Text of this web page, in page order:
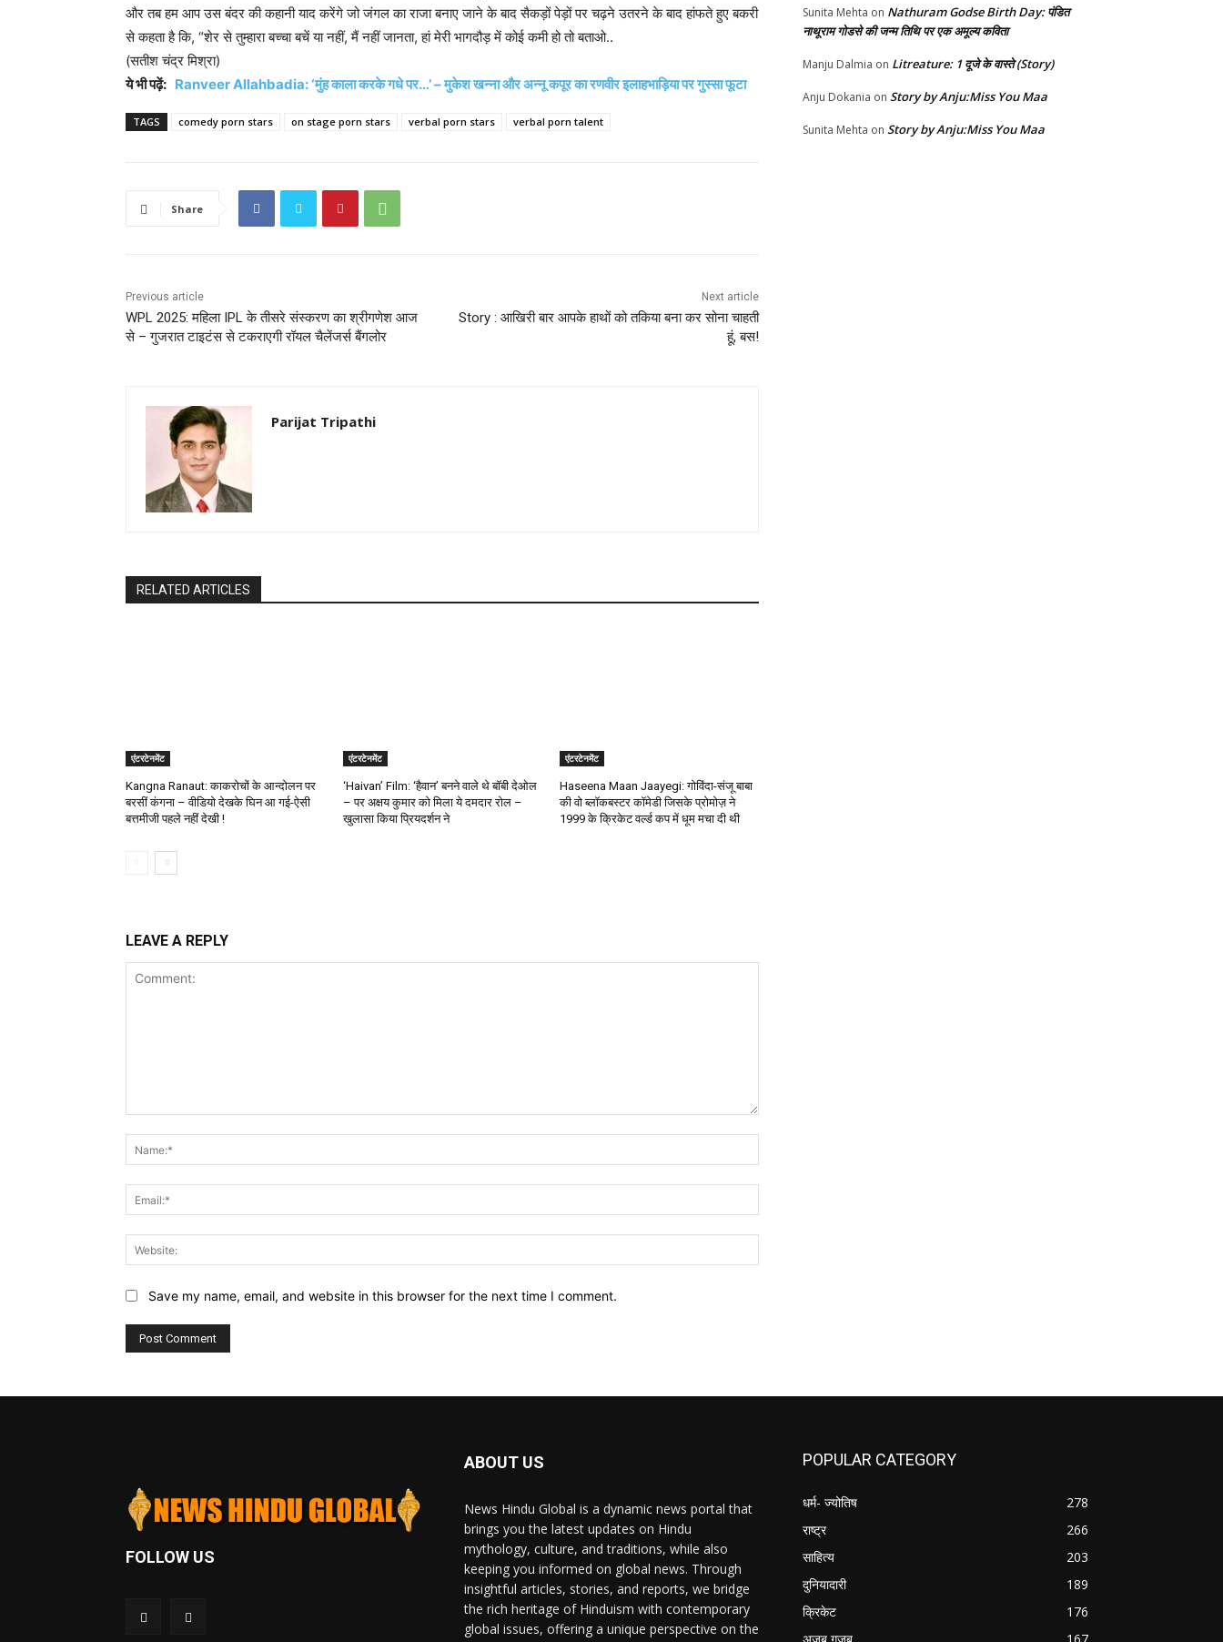
और तब हम आप उस बंदर की कहानी याद करेंगे जो जंगल का राजा बनाए जाने के बाद सैकड़ों पेड़ों पर चढ़ने उतरने के बाद हांफते हुए बकरी
से कहता है कि, “शेर से तुम्हारा बच्चा बचें या नहीं, मैं नहीं जानता, हां मेरी भागदौड़ में कोई कमी हो तो बताओ..
(सतीश चंद्र मिश्रा)
ये भी पढ़ें: Ranveer Allahbadia: ‘मुंह काला करके गधे पर…’ – मुकेश खन्ना और अन्नू कपूर का रणवीर इलाहभाड़िया पर गुस्सा फूटा
TAGS comedy porn stars on stage porn stars verbal porn stars verbal porn talent
Share
Previous article
WPL 2025: महिला IPL के तीसरे संस्करण का श्रीगणेश आज
से – गुजरात टाइटंस से टकराएगी रॉयल चैलेंजर्स बैंगलोर
Next article
Story : आखिरी बार आपके हाथों को तकिया बना कर सोना चाहती
हूं, बस!
Parijat Tripathi
RELATED ARTICLES
एंटरटेनमेंट
Kangna Ranaut: काकरोचों के आन्दोलन पर
बरसीं कंगना – वीडियो देखके घिन आ गई-ऐसी
बत्तमीजी पहले नहीं देखी !
एंटरटेनमेंट
‘Haivan’ Film: ‘हैवान’ बनने वाले थे बॉबी देओल
– पर अक्षय कुमार को मिला ये दमदार रोल –
खुलासा किया प्रियदर्शन ने
एंटरटेनमेंट
Haseena Maan Jaayegi: गोविंदा-संजू बाबा
की वो ब्लॉकबस्टर कॉमेडी जिसके प्रोमोज़ ने
1999 के क्रिकेट वर्ल्ड कप में धूम मचा दी थी
LEAVE A REPLY
Save my name, email, and website in this browser for the next time I comment.
Sunita Mehta on Nathuram Godse Birth Day: पंडित
नाथूराम गोडसे की जन्म तिथि पर एक अमूल्य कविता
Manju Dalmia on Litreature: 1 दूजे के वास्ते (Story)
Anju Dokania on Story by Anju:Miss You Maa
Sunita Mehta on Story by Anju:Miss You Maa
FOLLOW US
ABOUT US
News Hindu Global is a dynamic news portal that
brings you the latest updates on Hindu
mythology, culture, and traditions, while also
keeping you informed on global news. Through
insightful articles, stories, and reports, we bridge
the rich heritage of Hinduism with contemporary
global issues, offering a unique perspective on the
POPULAR CATEGORY
धर्म- ज्योतिष
278
राष्ट्र
266
साहित्य
203
दुनियादारी
189
क्रिकेट
176